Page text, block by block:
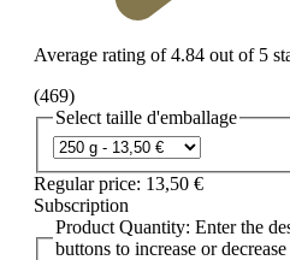
Average rating of 4.84 out of 5
(469)
Select taille d'emballage
Regular price: 13,50 €
Subscription
Product Quantity: Enter the
buttons to increase or